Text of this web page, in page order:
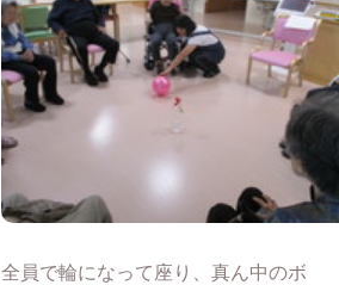
全員で輪になって座り、真ん中のボ